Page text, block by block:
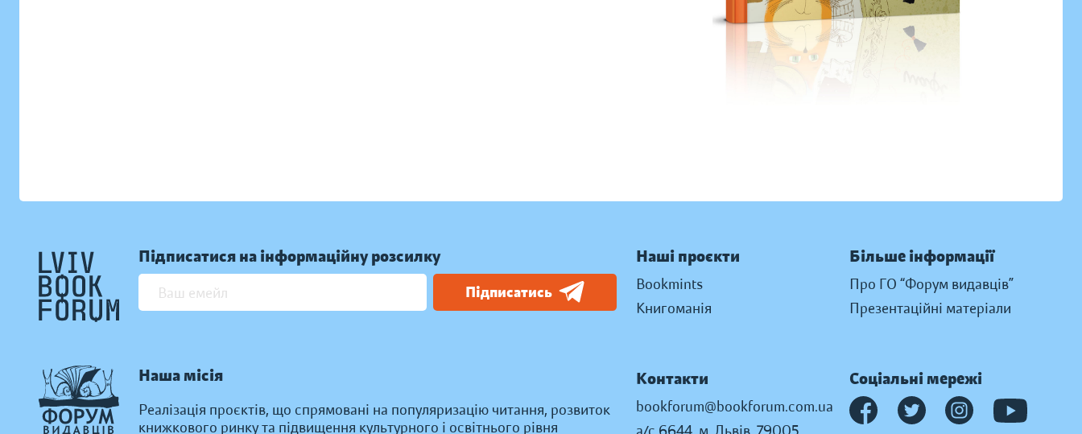
Підписатися на інформаційну розсилку
Підписатись
Наша місія
Реалізація проєктів, що спрямовані на популяризацію читання, розвиток
книжкового ринку та підвищення культурного і освітнього рівня
Наші проєкти
Bookmints
Книгоманія
Більше інформації
Про ГО “Форум видавців”
Презентаційні матеріали
Контакти
bookforum@bookforum.com.ua
Соціальні мережі